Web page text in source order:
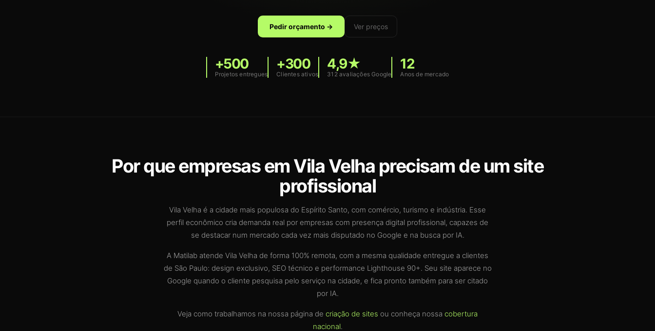
Pedir orçamento → Ver preços
+500
Projetos entregues
+300
Clientes ativos
4,9★
312 avaliações Google
12
Anos de mercado
Por que empresas em Vila Velha precisam de um site
profissional
Vila Velha é a cidade mais populosa do Espírito Santo, com comércio, turismo e indústria. Esse
perfil econômico cria demanda real por empresas com presença digital profissional, capazes de
se destacar num mercado cada vez mais disputado no Google e na busca por IA.
A Matilab atende Vila Velha de forma 100% remota, com a mesma qualidade entregue a clientes
de São Paulo: design exclusivo, SEO técnico e performance Lighthouse 90+. Seu site aparece no
Google quando o cliente pesquisa pelo serviço na cidade, e fica pronto também para ser citado
por IA.
Veja como trabalhamos na nossa página de criação de sites ou conheça nossa cobertura
nacional.